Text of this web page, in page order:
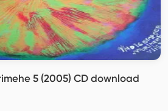
5 (2005) CD download